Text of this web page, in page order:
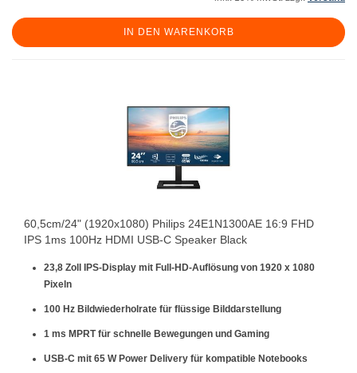
IN DEN WARENKORB
60,5cm/24" (1920x1080) Philips 24E1N1300AE 16:9 FHD
IPS 1ms 100Hz HDMI USB-C Speaker Black
23,8 Zoll IPS-Display mit Full-HD-Auflösung von 1920 x 1080
Pixeln
100 Hz Bildwiederholrate für flüssige Bilddarstellung
1 ms MPRTfür schnelle Bewegungen und Gaming
USB-C mit 65 W Power Delivery für kompatible Notebooks